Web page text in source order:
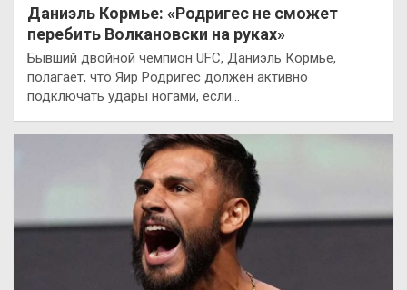
Даниэль Кормье: «Родригес не сможет
перебить Волкановски на руках»
Бывший двойной чемпион UFC, Даниэль Кормье,
полагает, что Яир Родригес должен активно
подключать удары ногами, если…